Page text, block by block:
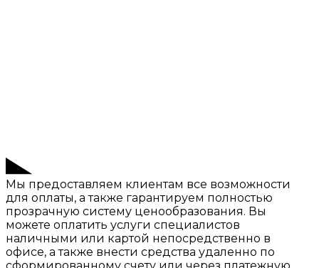
Мы предоставляем клиентам все возможности
для оплаты, а также гарантируем полностью
прозрачную систему ценообразования. Вы
можете оплатить услуги специалистов
наличными или картой непосредственно в
офисе, а также внести средства удаленно по